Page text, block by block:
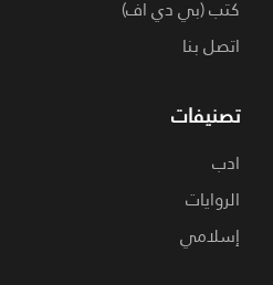
كتب (بي دي اف)
اتصل بنا
تصنيفات
ادب
الروايات
إسلامي